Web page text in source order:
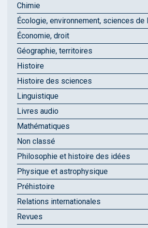
Chimie
Écologie, environnement, sciences de
Économie, droit
Géographie, territoires
Histoire
Histoire des sciences
Linguistique
Livres audio
Mathématiques
Non classé
Philosophie et histoire des idées
Physique et astrophysique
Préhistoire
Relations internationales
Revues